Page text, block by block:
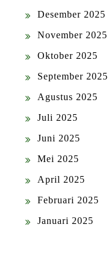
Desember 2025
November 2025
Oktober 2025
September 2025
Agustus 2025
Juli 2025
Juni 2025
Mei 2025
April 2025
Februari 2025
Januari 2025